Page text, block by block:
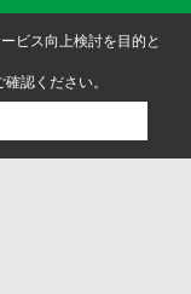
ビス向上検討を目的と
確認ください。